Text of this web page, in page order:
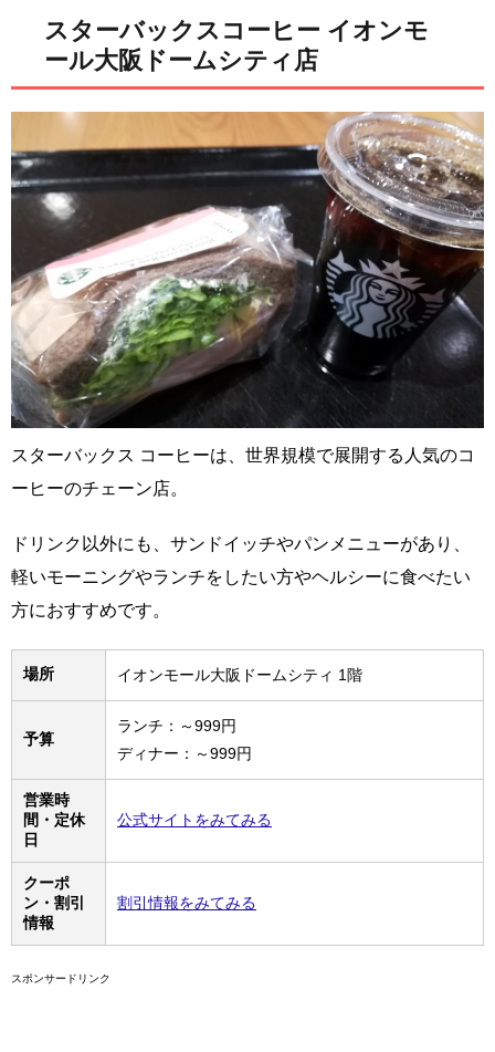
スターバックスコーヒー イオンモ
ール大阪ドームシティ店
スターバックス コーヒーは、世界規模で展開する人気のコ
ーヒーのチェーン店。
ドリンク以外にも、サンドイッチやパンメニューがあり、
軽いモーニングやランチをしたい方やヘルシーに食べたい
方におすすめです。
場所 イオンモール大阪ドームシティ 1階
予算
ランチ：～999円
ディナー：～999円
営業時
間・定休
日
公式サイトをみてみる
クーポ
ン・割引
情報
割引情報をみてみる
スポンサードリンク